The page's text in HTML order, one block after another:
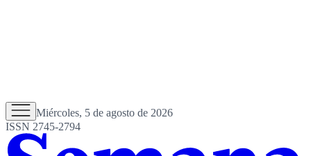
Miércoles, 5 de agosto de 2026
ISSN 2745-2794